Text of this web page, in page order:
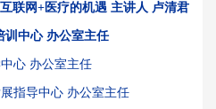
联网+医疗的机遇 主讲人 卢清君
训中心 办公室主任
心 办公室主任
指导中心 办公室主任